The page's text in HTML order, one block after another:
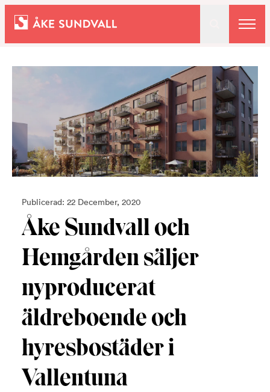
Bostäder
Lokaler och parkering
Entreprenad
Kontakt
Publicerad: 22 December, 2020
Åke Sundvall och
Hemgården säljer
nyproducerat
äldreboende och
hyresbostäder i
Vallentuna